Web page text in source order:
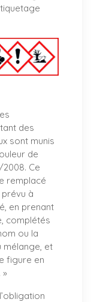
des
sont munis
de
Ce
remplacé
à
en prenant
complétés
ou la
mélange, et
figure en